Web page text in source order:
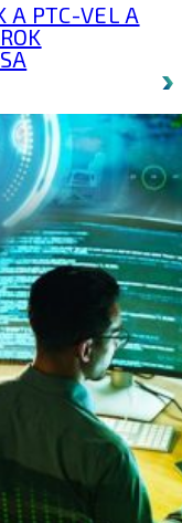
A PTC-VEL A